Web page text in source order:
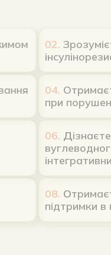
02.
Зрозумієте,
04.
Отримаєте
при порушеннях
ізнаєтесь,
вуглеводного
інтегративними
тримаєте
підтримки в